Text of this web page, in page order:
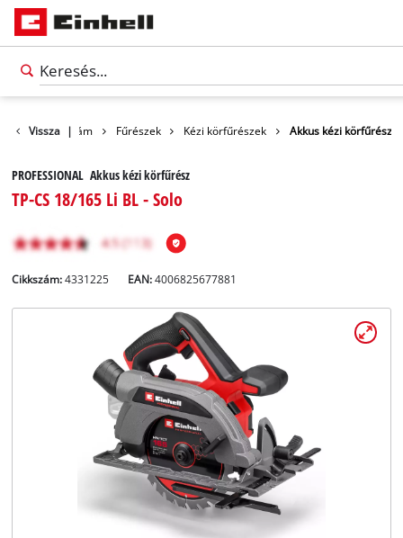
Vissza |
Szerszám Fűrészek Kézi körfűrészek Akkus kézi körfűrész
PROFESSIONAL Akkus kézi körfűrész
TP-CS 18/165 Li BL - Solo
Cikkszám: 4331225 EAN:4006825677881